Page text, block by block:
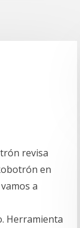
revisa
en
a
Herramienta